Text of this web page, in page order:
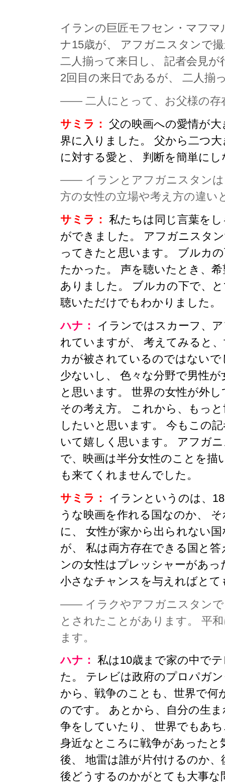
イランの巨匠モフセン・マフ
ナ15歳が、 アフガニスタンで
二人揃って来日し、 記者会見
2回目の来日であるが、 二人揃
—— 二人にとって、お父様の存
サミラ： 父の映画への愛情が
界に入りました。 父から二つ
に対する愛と、 判断を簡単に
—— イランとアフガニスタンは
方の女性の立場や考え方の違い
サミラ： 私たちは同じ言葉を
ができました。 アフガニスタ
ってきたと思います。 ブルカ
たかった。 声を聴いたとき、
ありました。 ブルカの下で、
聴いただけでもわかりました。
ハナ：
イランではスカーフ、
れていますが、 考えてみると
カが被されているのではない
少ないし、 色々な分野で男性
と思います。 世界の女性が外
その考え方。 これから、もっ
したいと思います。 今もこの
いて嬉しく思います。 アフガ
で、映画は半分女性のことを描
も来てくれませんでした。
サミラ：
イランというのは、
うな映画を作れる国なのか、
に、 女性が家から出られない
が、 私は両方存在できる国と
ンの女性はプレッシャーがあ
小さなチャンスを与えればと
—— イラクやアフガニスタンで
とされたことがあります。 平
ます。
ハナ： 私は10歳まで家の中で
た。 テレビは政府のプロパガ
から、戦争のことも、世界で
のです。 あとから、自分の生
争をしていたり、 世界でもあ
身近なところに戦争があった
後、 地雷は誰が片付けるのか
後どうするのかがとても大事